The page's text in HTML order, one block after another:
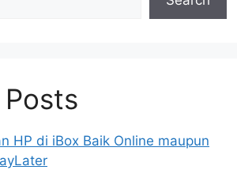
HP di iBox Baik Online maupun